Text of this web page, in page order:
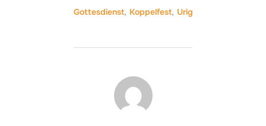
Gottesdienst, Koppelfest, Urig
BEITRAGSAUTOR